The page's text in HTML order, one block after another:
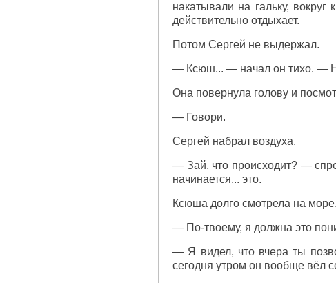
накатывали на гальку,
действительно отдыхает.
Потом Сергей не выдержал.
— Ксюш... — начал он тихо. —
Она повернула голову и
— Говори.
Сергей набрал воздуха.
— Зай, что происходит? —
начинается... это.
Ксюша долго смотрела на
— По-твоему, я должна это
— Я видел, что вчера ты
сегодня утром он вообще вёл